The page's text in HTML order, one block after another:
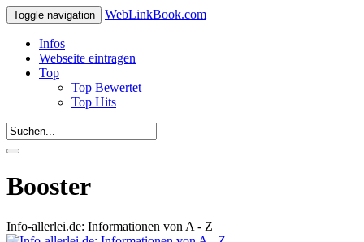
Toggle navigation WebLinkBook.com
Infos
Webseite eintragen
Top
Top Bewertet
Top Hits
Booster
Info-allerlei.de: Informationen von A - Z